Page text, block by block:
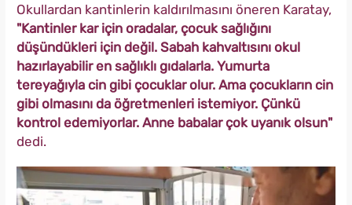
Okullardan kantinlerin kaldırılmasını öneren Karatay,
"Kantinler kar için oradalar, çocuk sağlığını
düşündükleri için değil. Sabah kahvaltısını okul
hazırlayabilir en sağlıklı gıdalarla. Yumurta
tereyağıyla cin gibi çocuklar olur. Ama çocukların cin
gibi olmasını da öğretmenleri istemiyor. Çünkü
kontrol edemiyorlar. Anne babalar çok uyanık olsun"
dedi.